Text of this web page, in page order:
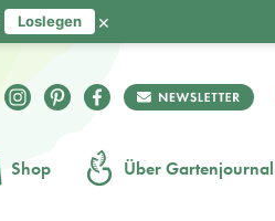
Shop Über Gartenjournal
Loslegen ×